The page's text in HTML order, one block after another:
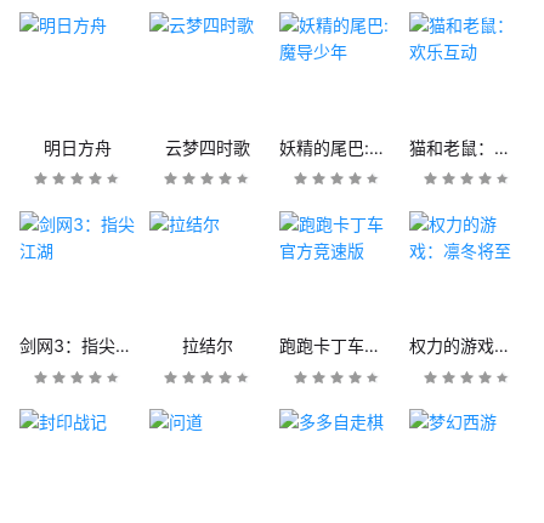
明日方舟 云梦四时歌 妖精的尾巴:魔导少年 猫和老鼠：欢乐互动
剑网3：指尖江湖 拉结尔 跑跑卡丁车官方竞速版 权力的游戏：凛冬将至